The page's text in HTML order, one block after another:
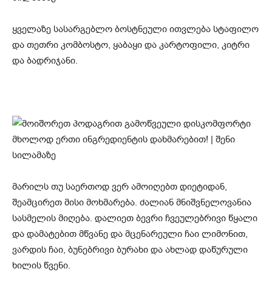
ყველაზე სასარგებლო ბოსტნეული ითვლება სტაფილო
და თეთრი კომბოსტო, ყაბაყი და კარტოფილი, კიტრი
და ბადრიჯანი.
მარილს თუ საერთოდ ვერ ამოიღებთ დიეტიდან,
შეამცირეთ მისი მოხმარება. ძალიან მნიშვნელოვანია
სასმელის მიღება. დალიეთ ბევრი ჩვეულებრივი წყალი
და დამატებით მწვანე და მცენარეული ჩაი ლიმონით,
ვარდის ჩაი, ბუნებრივი ბურახი და ახლად დაწურული
ხილის წვენი.